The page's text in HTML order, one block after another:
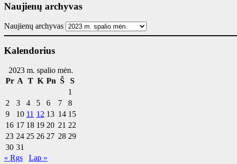
Naujienų archyvas
Naujienų archyvas
Kalendorius
2023 m. spalio mėn.
Pr A T K Pn Š
S
1
2
3 4 5 6 7
8
9
10 11 12 13 14 15
16 17 18 19 20 21 22
23 24 25 26 27 28 29
30 31
« Rgs
Lap »